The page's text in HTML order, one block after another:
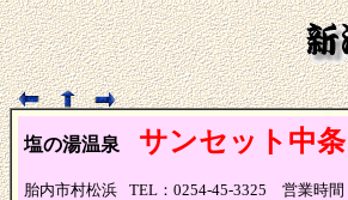
塩の湯温泉 サンセット中条
胎内市村松浜
TEL：0254-45-3325 営業時